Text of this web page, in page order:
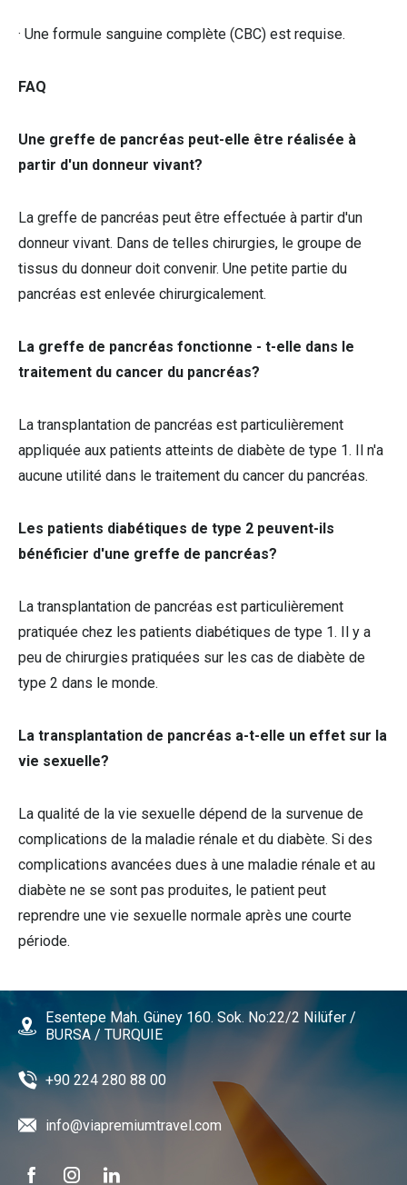
· Une formule sanguine complète (CBC) est requise.
FAQ
Une greffe de pancréas peut-elle être réalisée à
partir d'un donneur vivant?
La greffe de pancréas peut être effectuée à partir d'un
donneur vivant. Dans de telles chirurgies, le groupe de
tissus du donneur doit convenir. Une petite partie du
pancréas est enlevée chirurgicalement.
La greffe de pancréas fonctionne - t-elle dans le
traitement du cancer du pancréas?
La transplantation de pancréas est particulièrement
appliquée aux patients atteints de diabète de type 1. Il n'a
aucune utilité dans le traitement du cancer du pancréas.
Les patients diabétiques de type 2 peuvent-ils
bénéficier d'une greffe de pancréas?
La transplantation de pancréas est particulièrement
pratiquée chez les patients diabétiques de type 1. Il y a
peu de chirurgies pratiquées sur les cas de diabète de
type 2 dans le monde.
La transplantation de pancréas a-t-elle un effet sur la
vie sexuelle?
La qualité de la vie sexuelle dépend de la survenue de
complications de la maladie rénale et du diabète. Si des
complications avancées dues à une maladie rénale et au
diabète ne se sont pas produites, le patient peut
reprendre une vie sexuelle normale après une courte
période.
Esentepe Mah. Güney 160. Sok. No:22/2 Nilüfer /
BURSA / TURQUIE
+90 224 280 88 00
info@viapremiumtravel.com